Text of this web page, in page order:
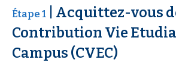
Étape 1
| Acquittez-vous
Contribution Vie
Campus (CVEC)